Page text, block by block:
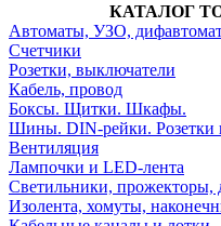
КАТАЛОГ
Автоматы, УЗО,
Счетчики
Розетки, выключатели
Кабель, провод
Боксы. Щитки. Шкафы.
Шины. DIN-рейки. Розетки
Вентиляция
Лампочки и LED-лента
Светильники, прожекторы,
Изолента, хомуты,